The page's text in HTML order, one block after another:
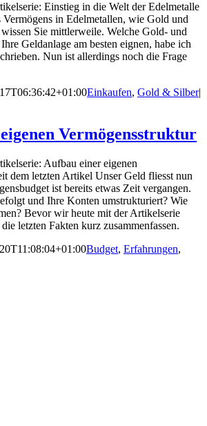
Einstieg in die Welt der Edelmetalle
Vermögens in Edelmetallen, wie Gold und
Sie mittlerweile. Welche Gold- und
Geldanlage am besten eignen, habe ich
Nun ist allerdings noch die Frage
Einkaufen, Gold & Silber|
Vermögensstruktur
Aufbau einer eigenen
dem letzten Artikel Unser Geld fliesst nun
ist bereits etwas Zeit vergangen.
und Ihre Konten umstrukturiert? Wie
Bevor wir heute mit der Artikelserie
letzten Fakten kurz zusammenfassen.
Budget, Erfahrungen,